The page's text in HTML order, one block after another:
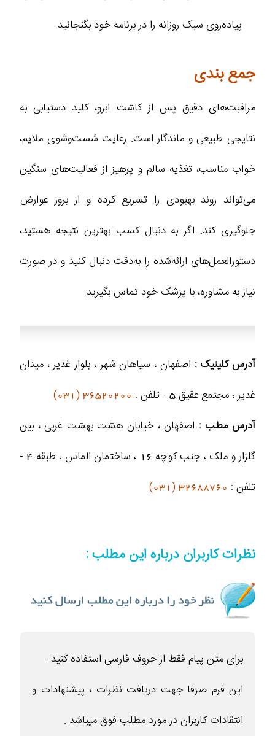
پیاده‌روی سبک روزانه را در برنامه خود بگنجانید.
جمع بندی
مراقبت‌های دقیق پس از کاشت ابرو، کلید دستیابی به
نتایجی طبیعی و ماندگار است. رعایت شست‌وشوی ملایم،
خواب مناسب، تغذیه سالم و پرهیز از فعالیت‌های سنگین
می‌تواند روند بهبودی را تسریع کرده و از بروز عوارض
جلوگیری کند. اگر به دنبال کسب بهترین نتیجه هستید،
دستورالعمل‌های ارائه‌شده را به‌دقت دنبال کنید و در صورت
نیاز به مشاوره، با پزشک خود تماس بگیرید.
آدرس کلینیک : اصفهان ، سپاهان شهر ، بلوار غدیر ، میدان
غدیر ، مجتمع عقیق 5 - تلفن :
36520200 (031)
آدرس مطب : اصفهان ، خیابان هشت بهشت غربی ، بین
گلزار و ملک ، جنب کوچه 16 ، ساختمان الماس ، طبقه 4 -
تلفن : 32688760 (031)
نظرات کاربران درباره این مطلب :
برای متن پیام فقط از حروف فارسی استفاده کنید .
این فرم صرفا جهت دریافت نظرات ، پیشنهادات و
انتقادات کاربران در مورد مطلب فوق میباشد .